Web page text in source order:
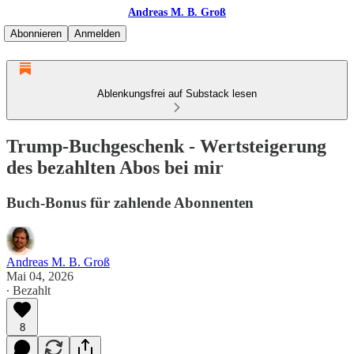
Andreas M. B. Groß
Abonnieren
Anmelden
Ablenkungsfrei auf Substack lesen
Trump-Buchgeschenk - Wertsteigerung
des bezahlten Abos bei mir
Buch-Bonus für zahlende Abonnenten
Andreas M. B. Groß
Mai 04, 2026
∙ Bezahlt
8